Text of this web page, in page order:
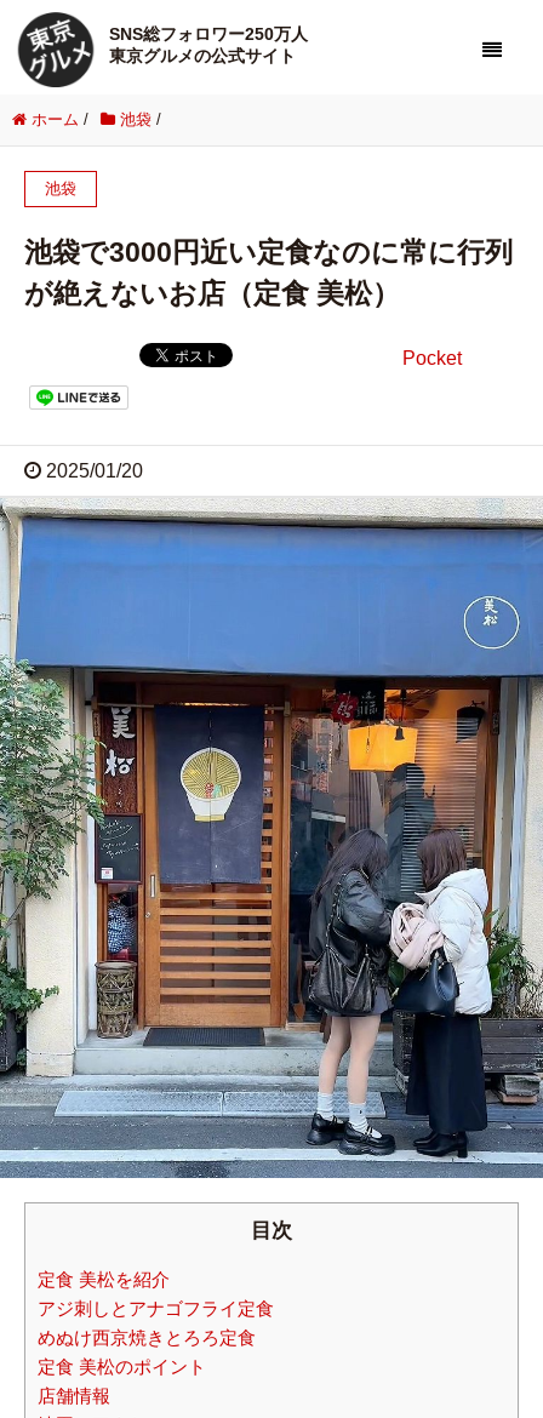
SNS総フォロワー250万人
東京グルメの公式サイト
ホーム / 池袋 /
池袋
池袋で3000円近い定食なのに常に行列
が絶えないお店（定食 美松）
Pocket
2025/01/20
目次
定食 美松を紹介
アジ刺しとアナゴフライ定食
めぬけ西京焼きとろろ定食
定食 美松のポイント
店舗情報